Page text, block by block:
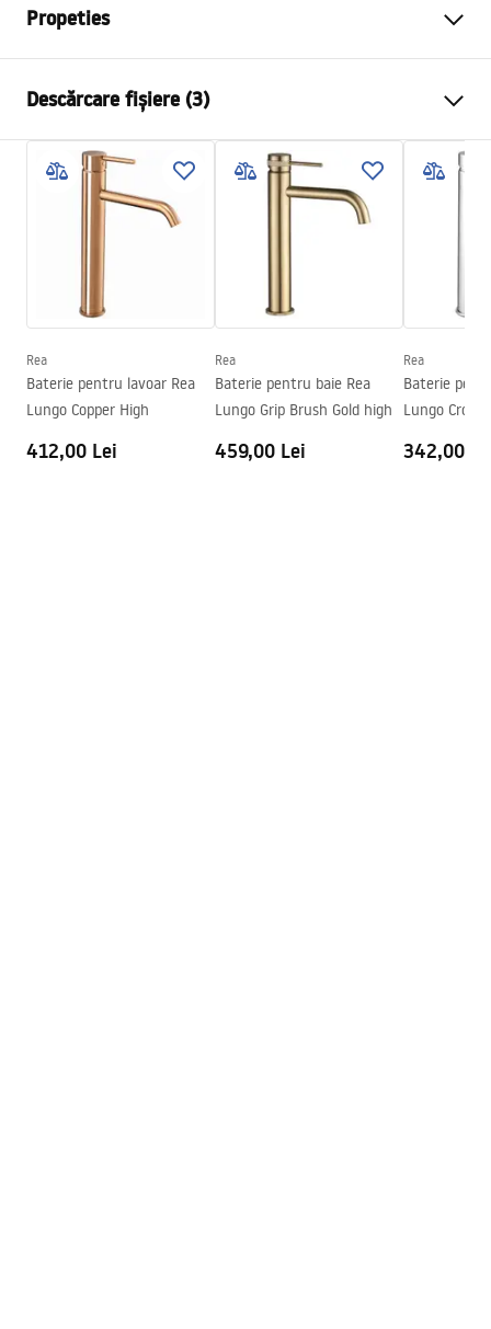
Propeties
Metodă de montaj
Culoare
Crom
Tip de gura de scurgere
Fixă
Lungimea gurii
Tehnologia de acoperire
Chrome plating
Diametru pentru conectare
Garantie
5 ani
Descărcare fișiere (3)
Condiții de garanție
Warranty_Terms_and_Conditions_Faucets_-_5.pdf
faucet.pdf
Informații de siguranță
Safety_Information_Faucets.pdf
Rea
Baterie pentru lavoar Rea
Lungo Copper High
412,00 Lei
Rea
Baterie pentru baie Rea
Lungo Grip Brush Gold high
459,00 Lei
Rea
Baterie
Lungo Crom
342,00